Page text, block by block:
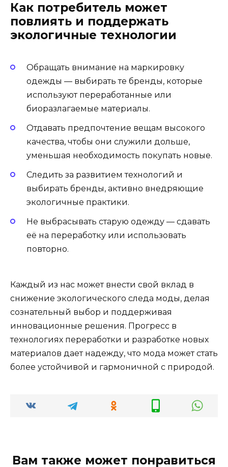
Как потребитель может
повлиять и поддержать
экологичные технологии
Обращать внимание на маркировку
одежды — выбирать те бренды, которые
используют переработанные или
биоразлагаемые материалы.
Отдавать предпочтение вещам высокого
качества, чтобы они служили дольше,
уменьшая необходимость покупать новые.
Следить за развитием технологий и
выбирать бренды, активно внедряющие
экологичные практики.
Не выбрасывать старую одежду — сдавать
её на переработку или использовать
повторно.
Каждый из нас может внести свой вклад в
снижение экологического следа моды, делая
сознательный выбор и поддерживая
инновационные решения. Прогресс в
технологиях переработки и разработке новых
материалов дает надежду, что мода может стать
более устойчивой и гармоничной с природой.
Вам также может понравиться